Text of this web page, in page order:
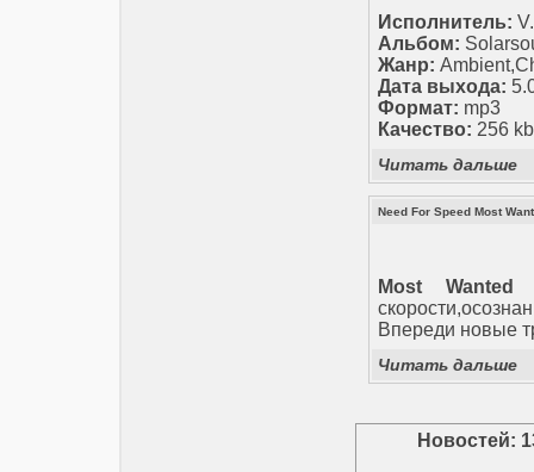
Исполнитель:
Альбом:
Жанр:
Дата выхода:
Формат: mp3
Качество: 256
Читать дальше
Need For Speed Most
Most Wanted
Впереди новые
Читать дальше
Новостей: